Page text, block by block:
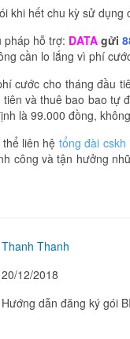
khi hết chu kỳ sử dụng
pháp hỗ trợ: DATAgửi
cần lo lắng vì phí
cước cho tháng đầu
và thuê bao bao
là 99.000 đồng,
liên hệ tổng đài cskh
công và tận hưởng
Thanh Thanh
20/12/2018
Hướng dẫn đăng ký gói